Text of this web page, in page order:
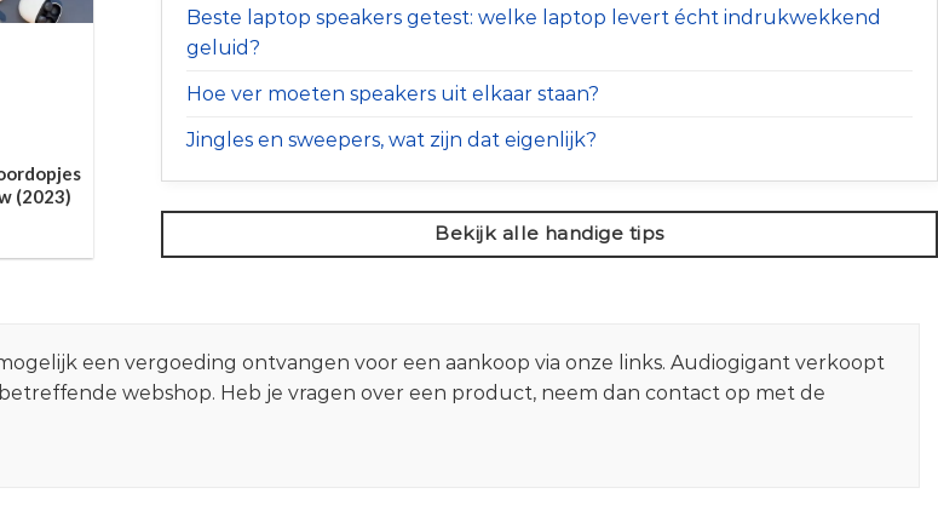
(2023)
Beste laptop speakers getest: welke laptop levert écht indrukwekkend
geluid?
Hoe ver moeten speakers uit elkaar staan?
Jingles en sweepers, wat zijn dat eigenlijk?
Bekijk alle handige tips
een vergoeding ontvangen voor een aankoop via onze links. Audiogigant verkoopt
webshop. Heb je vragen over een product, neem dan contact op met de